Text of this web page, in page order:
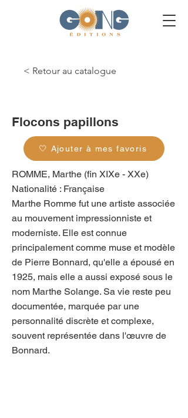
< Retour au catalogue
Flocons papillons
🤍 Ajouter à mes favoris
ROMME, Marthe (fin XIXe - XXe)
Nationalité : Française
Marthe Romme fut une artiste associée
au mouvement impressionniste et
moderniste. Elle est connue
principalement comme muse et modèle
de Pierre Bonnard, qu'elle a épousé en
1925, mais elle a aussi exposé sous le
nom Marthe Solange. Sa vie reste peu
documentée, marquée par une
personnalité discrète et complexe,
souvent représentée dans l'œuvre de
Bonnard.